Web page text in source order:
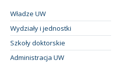
Władze UW
Wydziały i jednostki
Szkoły doktorskie
Administracja UW